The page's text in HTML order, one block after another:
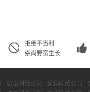
拒绝不当利
崇尚野蛮生长
眉山网络公司 宜宾网络公司